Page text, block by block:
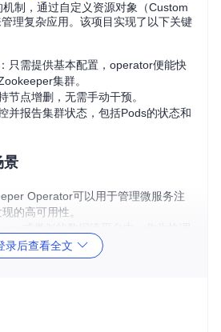
制，通过自定义资源对象（Custom
理复杂应用。该项目实现了以下关键
：只需提供基本配置，operator便能快
集群。
节点增删，无需手动干预。
并报告集群状态，包括Pods的状态和
景
Operator可以用于管理微服务注
的高可用性。
输的正确性和顺序。
布式系统提供集中式配置存储和分发。
录后查看全文